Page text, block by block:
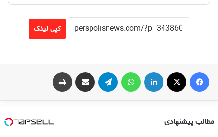
کپی لینک
فیس بوک لینکدین واتس آپ تلگرام اشتراک گذاری از طریق ایمیل
مطالب پیشنهادی